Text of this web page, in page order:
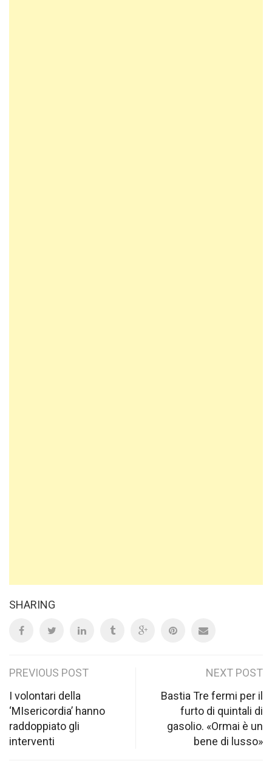
SHARING
Post
navigation
PREVIOUS POST
I volontari della
‘MIsericordia’ hanno
raddoppiato gli
interventi
NEXT POST
Bastia Tre fermi per il
furto di quintali di
gasolio. «Ormai è un
bene di lusso»